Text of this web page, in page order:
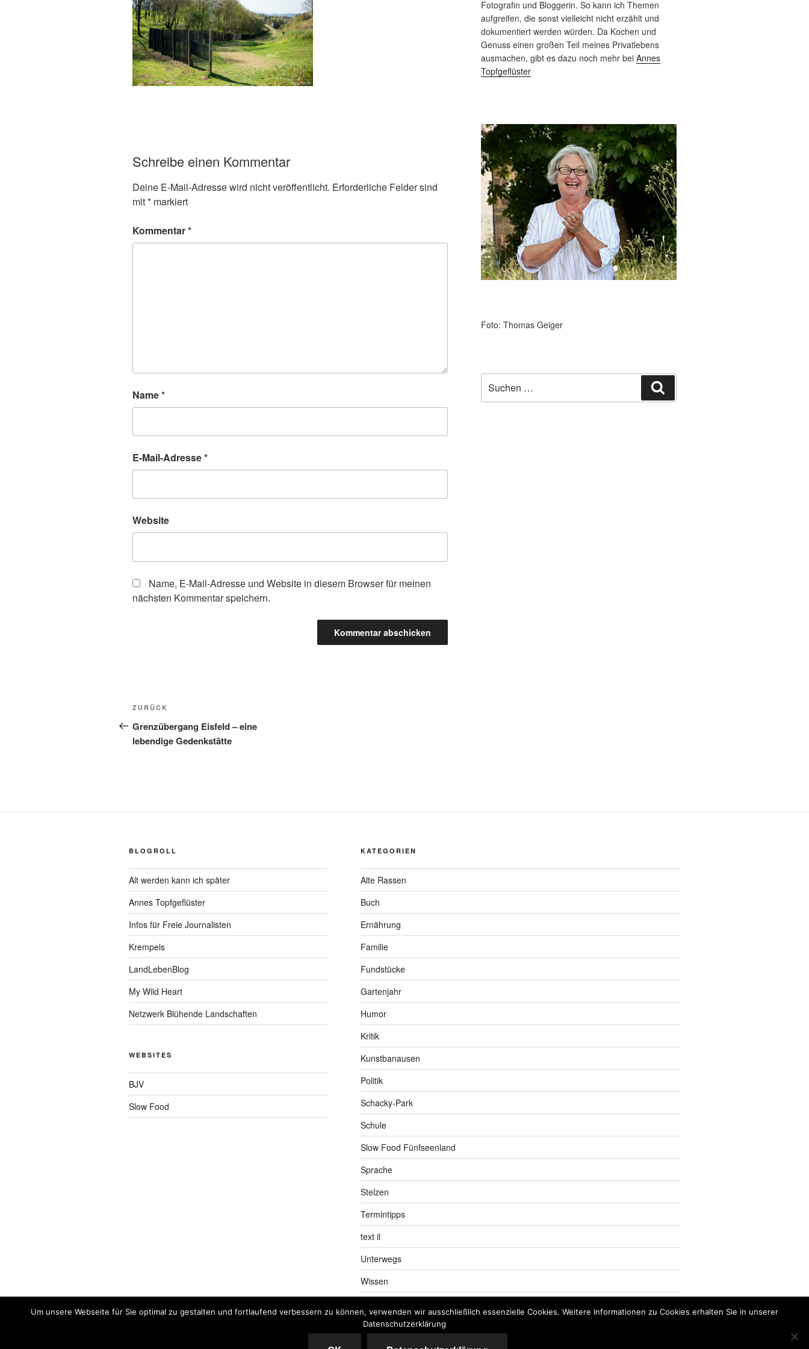
Schreibe einen Kommentar
Deine E-Mail-Adresse wird nicht veröffentlicht. Erforderliche Felder sind
mit* markiert
Kommentar*
Name*
E-Mail-Adresse*
Website
Name, E-Mail-Adresse und Website in diesem Browser für meinen
nächsten Kommentar speichern.
Beitragsnavigation
Vorheriger
Beitrag
ZURÜCK
Grenzübergang Eisfeld – eine
lebendige Gedenkstätte
Fotografin und Bloggerin. So kann ich Themen
aufgreifen, die sonst vielleicht nicht erzählt und
dokumentiert werden würden. Da Kochen und
Genuss einen großen Teil meines Privatlebens
ausmachen, gibt es dazu noch mehr bei Annes
Topfgeflüster
Foto: Thomas Geiger
nach:
BLOGROLL
Alt werden kann ich später
Annes Topfgeflüster
Infos für Freie Journalisten
Krempels
LandLebenBlog
My Wild Heart
Netzwerk Blühende Landschaften
WEBSITES
BJV
Slow Food
KATEGORIEN
Alte Rassen
Buch
Ernährung
Familie
Fundstücke
Gartenjahr
Humor
Kritik
Kunstbanausen
Politik
Schacky-Park
Schule
Slow Food Fünfseenland
Sprache
Stelzen
Termintipps
text il
Unterwegs
Wissen
Um unsere Webseite für Sie optimal zu gestalten und fortlaufend verbessern zu können, verwenden wir ausschließlich essenzielle Cookies. Weitere Informationen zu Cookies erhalten Sie in unserer
Datenschutzerklärung